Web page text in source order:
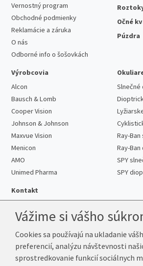
Vernostný program
Obchodné podmienky
Reklamácie a záruka
O nás
Odborné info o šošovkách
Očné
Púzdra
Výrobcovia
Alcon
Bausch & Lomb
Cooper Vision
Johnson & Johnson
Maxvue Vision
Menicon
AMO
Unimed Pharma
Slnečné
Ray-
Ray-
SPY
SPY
Kontakt
Telefón:+421 222 205 863
E-mail:info@k-sosovky.sk
Vážime si vášho
Cookies sa používajú na ukladanie
preferencií, analýzu návštevnosti
sprostredkovanie funkcií sociálnych